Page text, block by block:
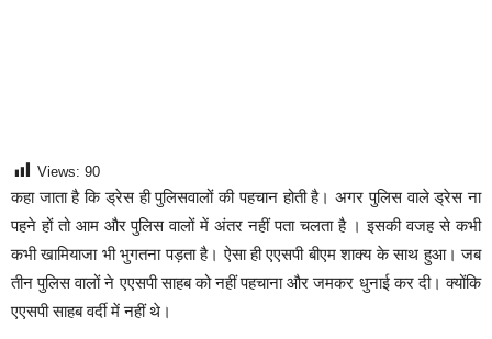
Views: 90
कहा जाता है कि ड्रेस ही पुलिसवालों की पहचान होती है। अगर पुलिस वाले ड्रेस ना
पहने हों तो आम और पुलिस वालों में अंतर नहीं पता चलता है । इसकी वजह से कभी
कभी खामियाजा भी भुगतना पड़ता है। ऐसा ही एएसपी बीएम शाक्य के साथ हुआ। जब
तीन पुलिस वालों ने एएसपी साहब को नहीं पहचाना और जमकर धुनाई कर दी। क्योंकि
एएसपी साहब वर्दी में नहीं थे।